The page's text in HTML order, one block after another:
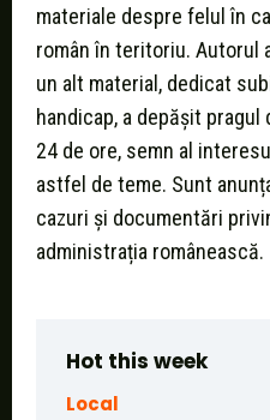
materiale despre felul în
român în teritoriu. Autorul
un alt material, dedicat
handicap, a depășit
24 de ore, semn al
astfel de teme. Sunt
cazuri și documentări
administrația românească.
Hot this week
Local